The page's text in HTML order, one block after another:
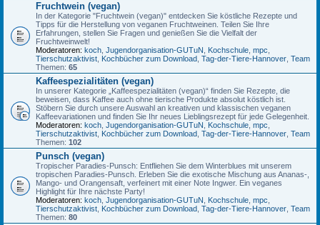
Fruchtwein (vegan)
In der Kategorie "Fruchtwein (vegan)" entdecken Sie köstliche Rezepte und
Tipps für die Herstellung von veganen Fruchtweinen. Teilen Sie Ihre
Erfahrungen, stellen Sie Fragen und genießen Sie die Vielfalt der
Fruchtweinwelt!
Moderatoren: koch, Jugendorganisation-GUTuN, Kochschule, mpc,
Tierschutzaktivist, Kochbücher zum Download, Tag-der-Tiere-Hannover, Team
Themen: 65
Kaffeespezialitäten (vegan)
In unserer Kategorie „Kaffeespezialitäten (vegan)“ finden Sie Rezepte, die
beweisen, dass Kaffee auch ohne tierische Produkte absolut köstlich ist.
Stöbern Sie durch unsere Auswahl an kreativen und klassischen veganen
Kaffeevariationen und finden Sie Ihr neues Lieblingsrezept für jede Gelegenheit.
Moderatoren: koch, Jugendorganisation-GUTuN, Kochschule, mpc,
Tierschutzaktivist, Kochbücher zum Download, Tag-der-Tiere-Hannover, Team
Themen: 102
Punsch (vegan)
Tropischer Paradies-Punsch: Entfliehen Sie dem Winterblues mit unserem
tropischen Paradies-Punsch. Erleben Sie die exotische Mischung aus Ananas-,
Mango- und Orangensaft, verfeinert mit einer Note Ingwer. Ein veganes
Highlight für Ihre nächste Party!
Moderatoren: koch, Jugendorganisation-GUTuN, Kochschule, mpc,
Tierschutzaktivist, Kochbücher zum Download, Tag-der-Tiere-Hannover, Team
Themen: 80